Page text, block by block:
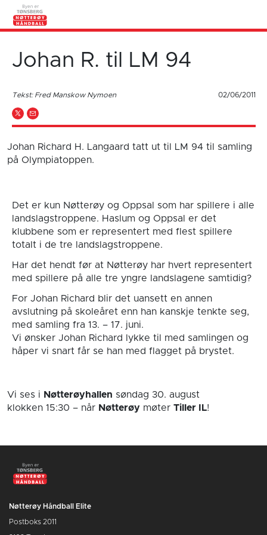
Johan R. til LM 94
Tekst: Fred Manskow Nymoen 02/06/2011
Johan Richard H. Langaard tatt ut til LM 94 til samling
på Olympiatoppen.
Det er kun Nøtterøy og Oppsal som har spillere i alle
landslagstroppene. Haslum og Oppsal er det
klubbene som er representert med flest spillere
totalt i de tre landslagstroppene.
Har det hendt før at Nøtterøy har hvert representert
med spillere på alle tre yngre landslagene samtidig?
For Johan Richard blir det uansett en annen
avslutning på skoleåret enn han kanskje tenkte seg,
med samling fra 13. – 17. juni.
Vi ønsker Johan Richard lykke til med samlingen og
håper vi snart får se han med flagget på brystet.
Vi ses i Nøtterøyhallen søndag 30. august
klokken 15:30 – når Nøtterøy møter Tiller IL!
Nøtterøy Håndball Elite
Postboks 2011